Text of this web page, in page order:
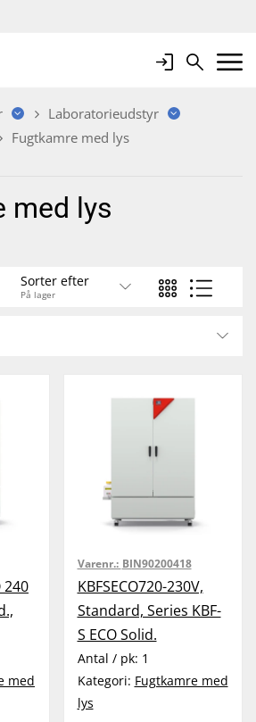
LoginSearchMobile
Laboratorieudstyr
Fugtkamre med lys
med lys
Sorter efter
På lager
240
med
Varenr.: BIN90200418
KBFSECO720-230V,
Standard, Series KBF-
S ECO Solid.
Antal / pk: 1
Kategori: Fugtkamre med
lys